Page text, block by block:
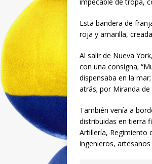
Esta bandera de
roja y amarilla,
Al salir de Nueva
con una consigna;
dispensaba en la
atrás; por Miranda
También venía a
distribuidas en tierra
Artillería, Regimiento
ingenieros,